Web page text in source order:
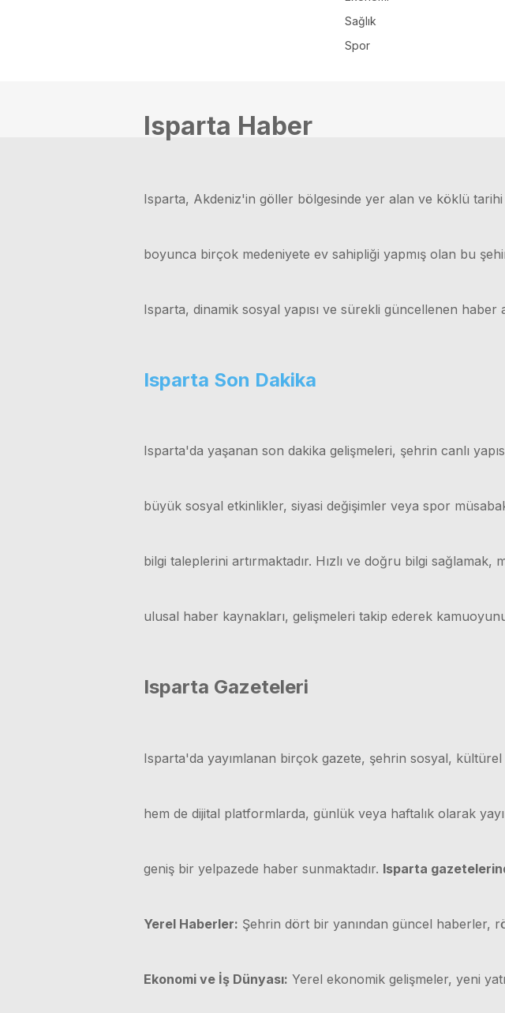
Sağlık
Spor
Isparta Haber
Isparta, Akdeniz'in göller bölgesinde yer alan ve köklü
boyunca birçok medeniyete ev sahipliği yapmış olan bu
Isparta, dinamik sosyal yapısı ve sürekli güncellenen haber
Isparta Son Dakika
Isparta'da yaşanan son dakika gelişmeleri, şehrin canlı
büyük sosyal etkinlikler, siyasi değişimler veya spor
bilgi taleplerini artırmaktadır. Hızlı ve doğru bilgi
ulusal haber kaynakları, gelişmeleri takip ederek
Isparta Gazeteleri
Isparta'da yayımlanan birçok gazete, şehrin sosyal,
hem de dijital platformlarda, günlük veya haftalık olarak
geniş bir yelpazede haber sunmaktadır. Isparta
Yerel Haberler: Şehrin dört bir yanından güncel haberler,
Ekonomi ve İş Dünyası: Yerel ekonomik gelişmeler, yeni